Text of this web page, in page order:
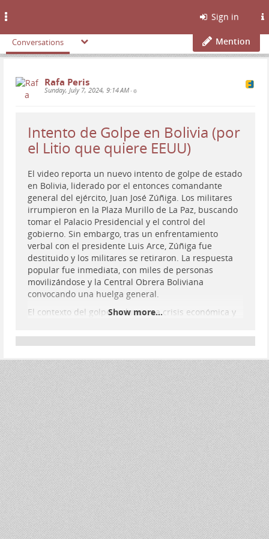
Sign in
Conversations Mention
Rafa Peris
Sunday, July 7, 2024, 9:14 AM •
Intento de Golpe en Bolivia (por
el Litio que quiere EEUU)
El video reporta un nuevo intento de golpe de estado
en Bolivia, liderado por el entonces comandante
general del ejército, Juan José Zúñiga. Los militares
irrumpieron en la Plaza Murillo de La Paz, buscando
tomar el Palacio Presidencial y el control del
gobierno. Sin embargo, tras un enfrentamiento
verbal con el presidente Luis Arce, Zúñiga fue
destituido y los militares se retiraron. La respuesta
popular fue inmediata, con miles de personas
movilizándose y la Central Obrera Boliviana
convocando una huelga general.
El contexto del golpe incluye una crisis económica y
quien rápidamente apoyó a Arce. Además, se
menciona la importancia del litio en Bolivia, sus
grandes reservas en el salar de Uyuni, y el interés
internacional en este recurso, especialmente por
parte de EE.UU., Rusia y China. Se muestran
comentarios de Elon Musk apoyando el intento de
golpe y de la general estadounidense Laura
Richardson, sugiriendo intereses en los recursos bol
... Show more...
Show more...